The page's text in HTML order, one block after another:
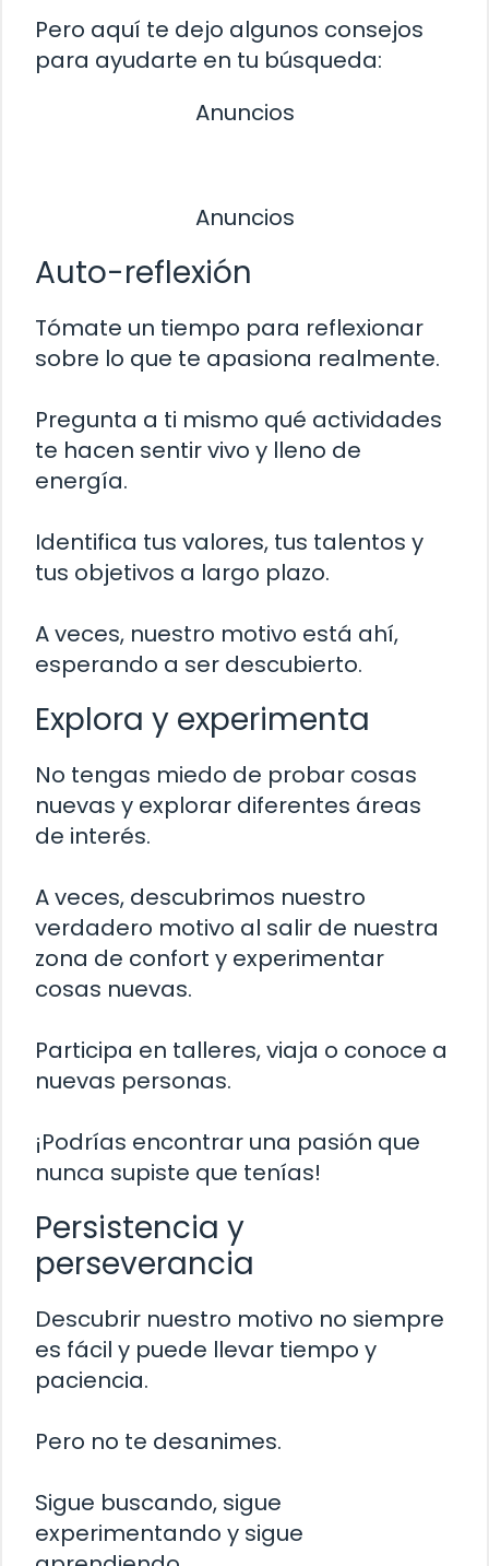
Pero aquí te dejo algunos consejos
para ayudarte en tu búsqueda:
Anuncios
Anuncios
Auto-reflexión
Tómate un tiempo para reflexionar
sobre lo que te apasiona realmente.
Pregunta a ti mismo qué actividades
te hacen sentir vivo y lleno de
energía.
Identifica tus valores, tus talentos y
tus objetivos a largo plazo.
A veces, nuestro motivo está ahí,
esperando a ser descubierto.
Explora y experimenta
No tengas miedo de probar cosas
nuevas y explorar diferentes áreas
de interés.
A veces, descubrimos nuestro
verdadero motivo al salir de nuestra
zona de confort y experimentar
cosas nuevas.
Participa en talleres, viaja o conoce a
nuevas personas.
¡Podrías encontrar una pasión que
nunca supiste que tenías!
Persistencia y
perseverancia
Descubrir nuestro motivo no siempre
es fácil y puede llevar tiempo y
paciencia.
Pero no te desanimes.
Sigue buscando, sigue
experimentando y sigue